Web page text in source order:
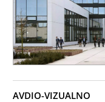
AVDIO-VIZUALNO